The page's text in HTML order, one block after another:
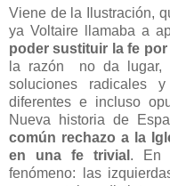
Viene de la Ilustración,
ya Voltaire llamaba a
poder sustituir la fe por
la razón no da lugar,
soluciones radicales
diferentes e incluso
Nueva historia de
común rechazo a la
en una fe trivial . En
fenómeno: las